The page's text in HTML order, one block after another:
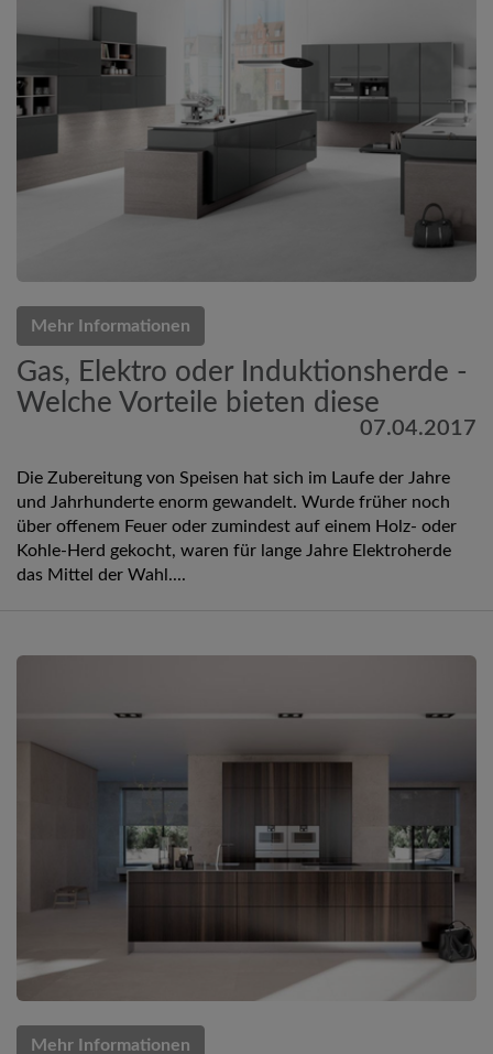
Mehr Informationen
Gas, Elektro oder Induktionsherde -
Welche Vorteile bieten diese
07.04.2017
Die Zubereitung von Speisen hat sich im Laufe der Jahre
und Jahrhunderte enorm gewandelt. Wurde früher noch
über offenem Feuer oder zumindest auf einem Holz- oder
Kohle-Herd gekocht, waren für lange Jahre Elektroherde
das Mittel der Wahl....
Mehr Informationen